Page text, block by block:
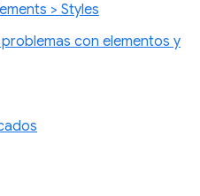
> Styles
con elementos y